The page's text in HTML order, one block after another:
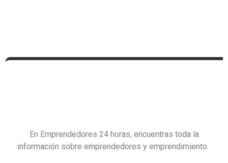
En Emprendedores 24 horas, encuentras toda la
información sobre emprendedores y emprendimiento.